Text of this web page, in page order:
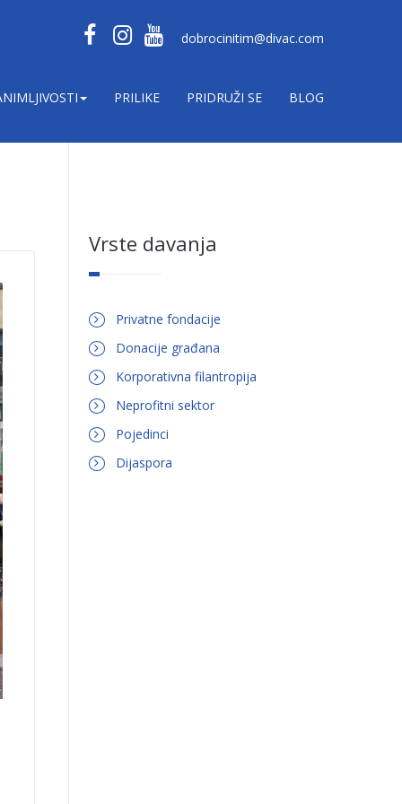
dobrocinitim@divac.com
PRILIKE PRIDRUŽI SE BLOG
Vrste davanja
Privatne fondacije
Donacije građana
Korporativna filantropija
Neprofitni sektor
Pojedinci
Dijaspora